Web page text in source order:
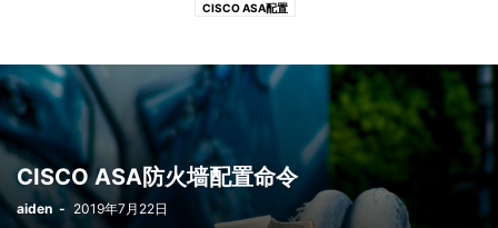
CISCO ASA配置
CISCO ASA防火墙配置命令
aiden - 2019年7月22日